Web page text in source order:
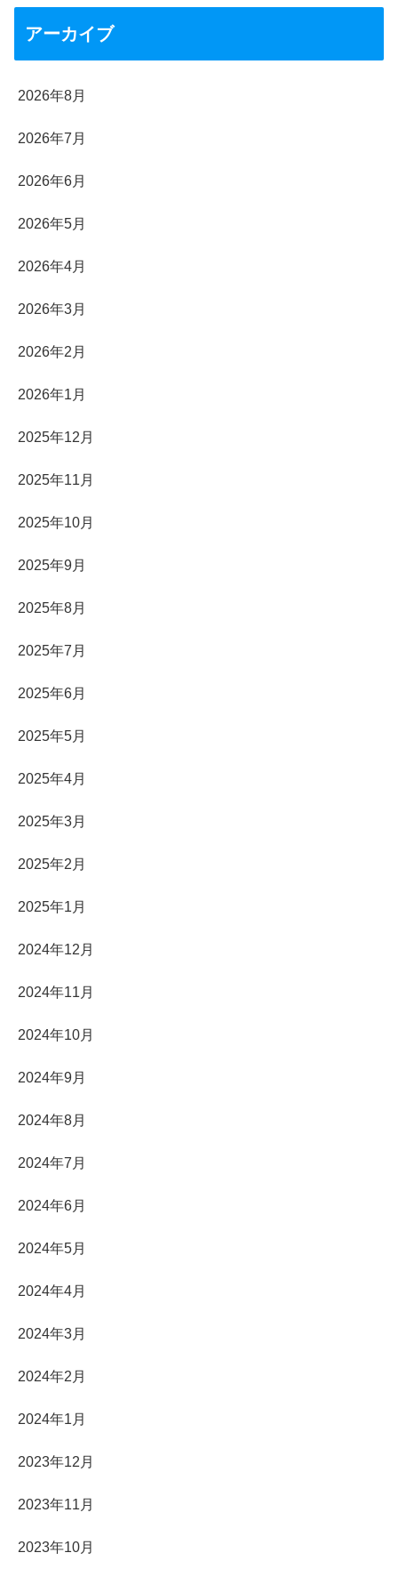
アーカイブ
2026年8月
2026年7月
2026年6月
2026年5月
2026年4月
2026年3月
2026年2月
2026年1月
2025年12月
2025年11月
2025年10月
2025年9月
2025年8月
2025年7月
2025年6月
2025年5月
2025年4月
2025年3月
2025年2月
2025年1月
2024年12月
2024年11月
2024年10月
2024年9月
2024年8月
2024年7月
2024年6月
2024年5月
2024年4月
2024年3月
2024年2月
2024年1月
2023年12月
2023年11月
2023年10月